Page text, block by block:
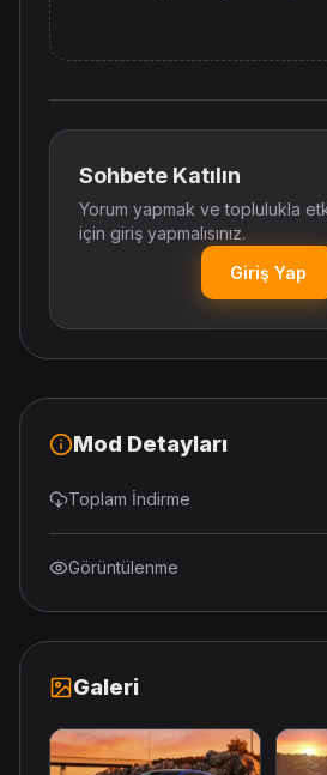
Sohbete Katılın
Yorum yapmak ve toplulukla
için giriş yapmalısınız.
Giriş Yap
Mod Detayları
Toplam İndirme
Görüntülenme
Galeri